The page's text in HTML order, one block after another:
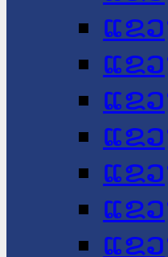
ແຂວ
ແຂ
ແຂ
ແຂ
ແຂ
ແຂ
ແຂ